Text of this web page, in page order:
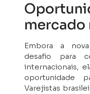
mercado
Embora a
desafio para
internacionais,
oportunidade
Varejistas